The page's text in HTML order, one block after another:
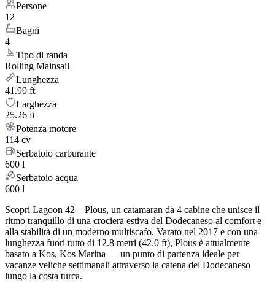
Persone
12
Bagni
4
Tipo di randa
Rolling Mainsail
Lunghezza
41.99 ft
Larghezza
25.26 ft
Potenza motore
114 cv
Serbatoio carburante
600 l
Serbatoio acqua
600 l
Scopri Lagoon 42 – Plous, un catamaran da 4 cabine che unisce il
ritmo tranquillo di una crociera estiva del Dodecaneso al comfort e
alla stabilità di un moderno multiscafo. Varato nel 2017 e con una
lunghezza fuori tutto di 12.8 metri (42.0 ft), Plous è attualmente
basato a Kos, Kos Marina — un punto di partenza ideale per
vacanze veliche settimanali attraverso la catena del Dodecaneso
lungo la costa turca.